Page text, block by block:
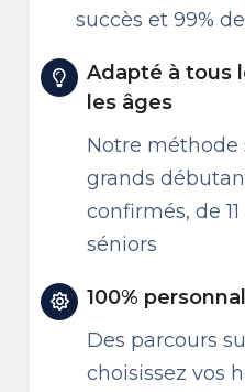
succès et 99%
Adapté à tous
les âges
Notre méthode
grands
confirmés, de
séniors
100%
Des parcours
choisissez vos